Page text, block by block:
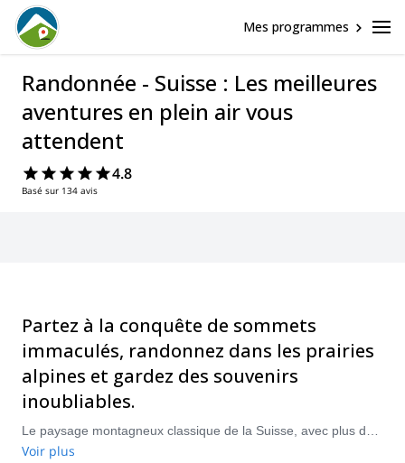
Mes programmes
Randonnée - Suisse : Les meilleures
aventures en plein air vous
attendent
4.8
Basé sur 134 avis
Partez à la conquête de sommets
immaculés, randonnez dans les prairies
alpines et gardez des souvenirs
inoubliables.
Voir plus